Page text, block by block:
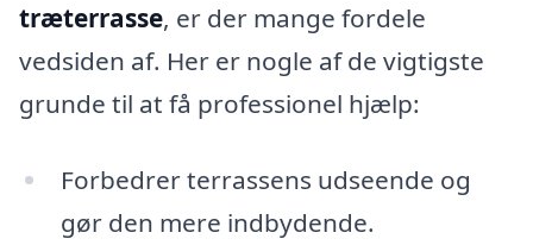
træterrasse, er der mange fordele
vedsiden af. Her er nogle af de vigtigste
grunde til at få professionel hjælp:
Forbedrer terrassens udseende og
gør den mere indbydende.